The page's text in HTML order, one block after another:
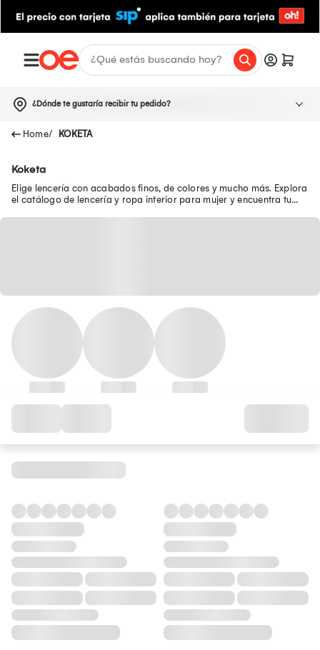
¿Dónde te gustaría recibir tu pedido?
KOKETA
Koketa
Elige lencería con acabados finos, de colores y mucho más. Explora
el catálogo de lencería y ropa interior para mujer y encuentra tu